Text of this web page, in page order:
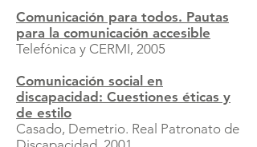
Comunicación para todos. Pautas
para la comunicación accesible
Telefónica y CERMI, 2005
Comunicación social en
discapacidad: Cuestiones éticas y
de estilo
Casado, Demetrio. Real Patronato de